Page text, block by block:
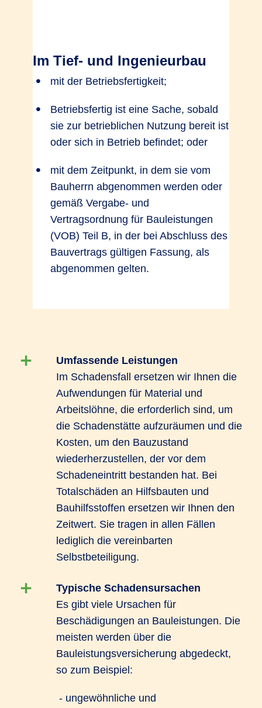
Im Tief- und Ingenieurbau
mit der Betriebsfertigkeit;
Betriebsfertig ist eine Sache, sobald
sie zur betrieblichen Nutzung bereit ist
oder sich in Betrieb befindet; oder
mit dem Zeitpunkt, in dem sie vom
Bauherrn abgenommen werden oder
gemäß Vergabe- und
Vertragsordnung für Bauleistungen
(VOB) Teil B, in der bei Abschluss des
Bauvertrags gültigen Fassung, als
abgenommen gelten.
Umfassende Leistungen
Im Schadensfall ersetzen wir Ihnen die
Aufwendungen für Material und
Arbeitslöhne, die erforderlich sind, um
die Schadenstätte aufzuräumen und die
Kosten, um den Bauzustand
wiederherzustellen, der vor dem
Schadeneintritt bestanden hat. Bei
Totalschäden an Hilfsbauten und
Bauhilfsstoffen ersetzen wir Ihnen den
Zeitwert. Sie tragen in allen Fällen
lediglich die vereinbarten
Selbstbeteiligung.
Typische Schadensursachen
Es gibt viele Ursachen für
Beschädigungen an Bauleistungen. Die
meisten werden über die
Bauleistungsversicherung abgedeckt,
so zum Beispiel:
- ungewöhnliche und